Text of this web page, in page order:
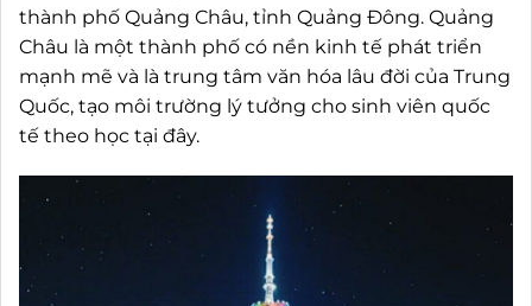
thành phố Quảng Châu, tỉnh Quảng Đông. Quảng
Châu là một thành phố có nền kinh tế phát triển
mạnh mẽ và là trung tâm văn hóa lâu đời của Trung
Quốc, tạo môi trường lý tưởng cho sinh viên quốc
tế theo học tại đây.